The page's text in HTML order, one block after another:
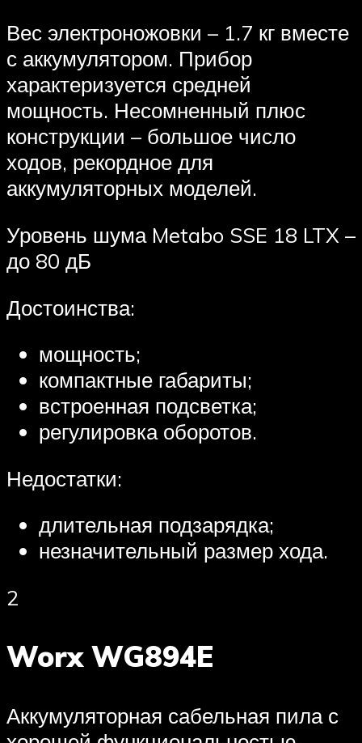
Вес электроножовки – 1.7 кг вместе
с аккумулятором. Прибор
характеризуется средней
мощность. Несомненный плюс
конструкции – большое число
ходов, рекордное для
аккумуляторных моделей.
Уровень шума Metabo SSE 18 LTX –
до 80 дБ
Достоинства:
мощность;
компактные габариты;
встроенная подсветка;
регулировка оборотов.
Недостатки:
длительная подзарядка;
незначительный размер хода.
2
Worx WG894E
Аккумуляторная сабельная пила с